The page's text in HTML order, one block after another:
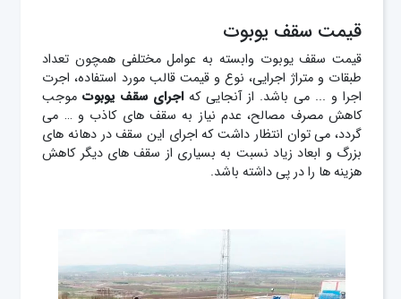
قیمت سقف یوبوت
قیمت سقف یوبوت وابسته به عوامل مختلفی همچون تعداد
طبقات و متراژ اجرایی، نوع و قیمت قالب مورد استفاده، اجرت
اجرا و ... می باشد. از آنجایی کهاجرای سقف یوبوتموجب
کاهش مصرف مصالح، عدم نیاز به سقف های کاذب و … می
گردد، می توان انتظار داشت که اجرای این سقف در دهانه های
بزرگ و ابعاد زیاد نسبت به بسیاری از سقف های دیگر کاهش
هزینه ها را در پی داشته باشد.